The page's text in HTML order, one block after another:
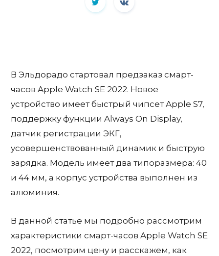
В Эльдорадо стартовал предзаказ смарт-
часов Apple Watch SE 2022. Новое
устройство имеет быстрый чипсет Apple S7,
поддержку функции Always On Display,
датчик регистрации ЭКГ,
усовершенствованный динамик и быструю
зарядка. Модель имеет два типоразмера: 40
и 44 мм, а корпус устройства выполнен из
алюминия.
В данной статье мы подробно рассмотрим
характеристики смарт-часов Apple Watch SE
2022, посмотрим цену и расскажем, как